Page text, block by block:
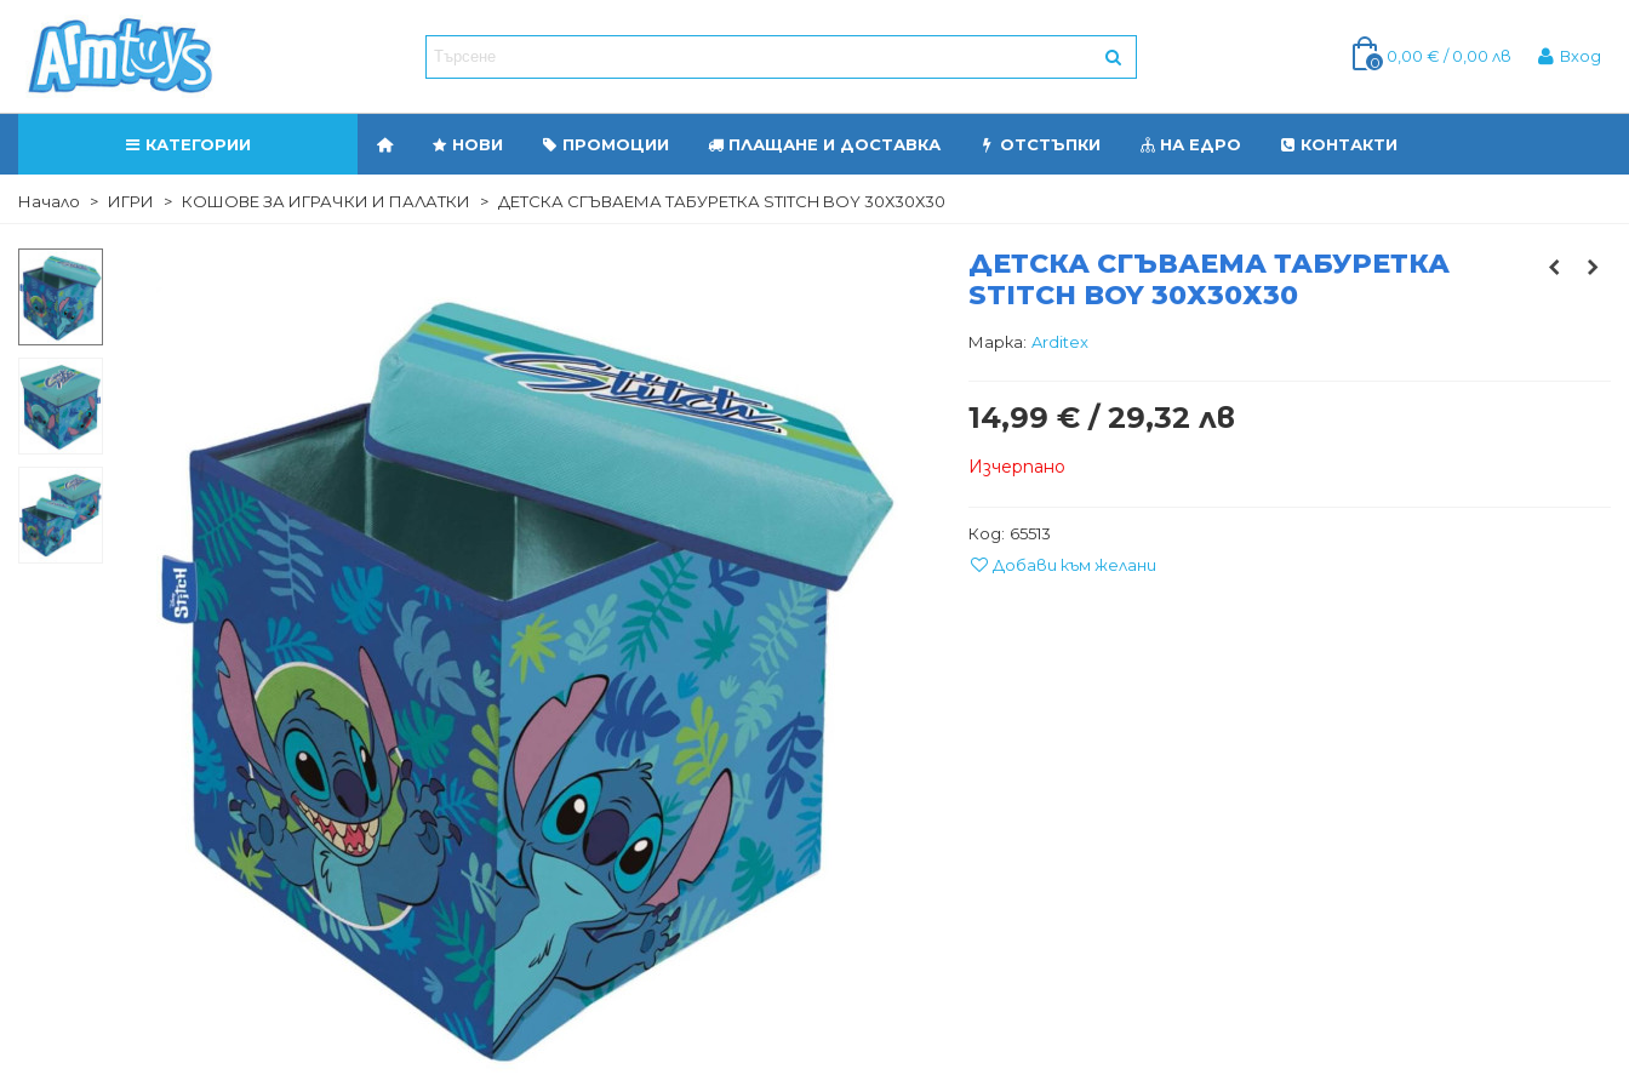
0 0,00 € / 0,00 лв Вход
КАТЕГОРИИ НОВИ ПРОМОЦИИ ПЛАЩАНЕ И ДОСТАВКА ОТСТЪПКИ НА ЕДРО КОНТАКТИ
Начало > ИГРИ > КОШОВЕ ЗА ИГРАЧКИ И ПАЛАТКИ > ДЕТСКА СГЪВАЕМА ТАБУРЕТКА STITCH BOY 30Х30Х30
ДЕТСКА СГЪВАЕМА ТАБУРЕТКА
STITCH BOY 30Х30Х30
Марка: Arditex
14,99 € / 29,32 лв
Изчерпано
Код: 65513
Добави към желани